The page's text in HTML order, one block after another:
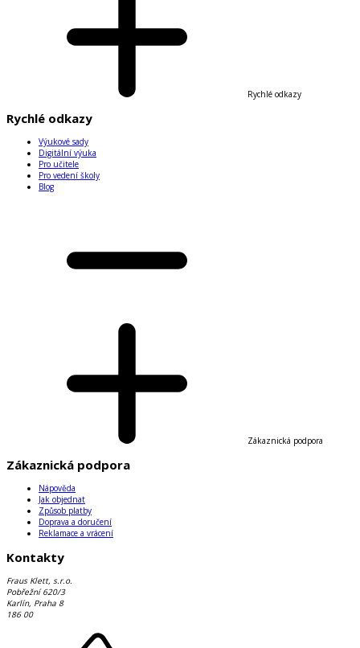
Rychlé odkazy
Rychlé odkazy
Výukové sady
Digitální výuka
Pro učitele
Pro vedení školy
Blog
Zákaznická podpora
Zákaznická podpora
Nápověda
Jak objednat
Způsob platby
Doprava a doručení
Reklamace a vrácení
Kontakty
Fraus Klett, s.r.o.
Pobřežní 620/3
Karlín, Praha 8
186 00